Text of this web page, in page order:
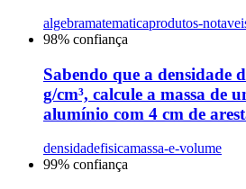
algebramatematicaprodutos-
98% confiança
Sabendo que a densidade
g/cm³, calcule a massa de
alumínio com 4 cm de
densidadefisicamassa-e-volume
99% confiança